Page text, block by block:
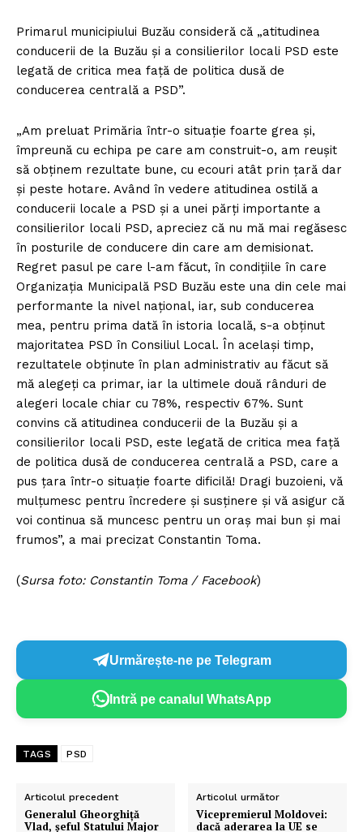
Primarul municipiului Buzău consideră că „atitudinea
conducerii de la Buzău şi a consilierilor locali PSD este
legată de critica mea faţă de politica dusă de
conducerea centrală a PSD”.
„Am preluat Primăria într-o situaţie foarte grea şi,
împreună cu echipa pe care am construit-o, am reuşit
să obţinem rezultate bune, cu ecouri atât prin ţară dar
şi peste hotare. Având în vedere atitudinea ostilă a
conducerii locale a PSD şi a unei părţi importante a
consilierilor locali PSD, apreciez că nu mă mai regăsesc
în posturile de conducere din care am demisionat.
Regret pasul pe care l-am făcut, în condiţiile în care
Organizaţia Municipală PSD Buzău este una din cele mai
performante la nivel naţional, iar, sub conducerea
mea, pentru prima dată în istoria locală, s-a obţinut
majoritatea PSD în Consiliul Local. În acelaşi timp,
rezultatele obţinute în plan administrativ au făcut să
mă alegeţi ca primar, iar la ultimele două rânduri de
alegeri locale chiar cu 78%, respectiv 67%. Sunt
convins că atitudinea conducerii de la Buzău şi a
consilierilor locali PSD, este legată de critica mea faţă
de politica dusă de conducerea centrală a PSD, care a
pus ţara într-o situaţie foarte dificilă! Dragi buzoieni, vă
mulţumesc pentru încredere şi susţinere şi vă asigur că
voi continua să muncesc pentru un oraş mai bun şi mai
frumos”, a mai precizat Constantin Toma.
(Sursa foto: Constantin Toma / Facebook)
Urmărește-ne pe Telegram
Intră pe canalul WhatsApp
TAGS PSD
Articolul precedent
Generalul Gheorghiță
Vlad, șeful Statului Major
Articolul următor
Vicepremierul Moldovei:
dacă aderarea la UE se